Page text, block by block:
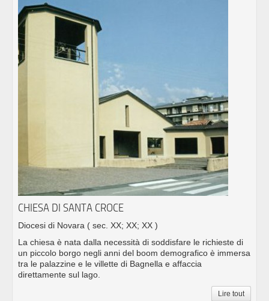
CHIESA DI SANTA CROCE
Diocesi di Novara ( sec. XX; XX; XX )
La chiesa è nata dalla necessità di soddisfare le richieste di
un piccolo borgo negli anni del boom demografico è immersa
tra le palazzine e le villette di Bagnella e affaccia
direttamente sul lago.
Lire tout